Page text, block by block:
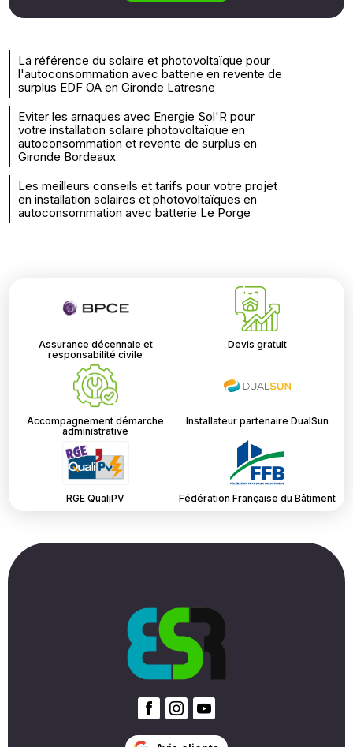
La référence du solaire et photovoltaïque pour
l'autoconsommation avec batterie en revente de
surplus EDF OA en Gironde Latresne
Eviter les arnaques avec Energie Sol'R pour
votre installation solaire photovoltaïque en
autoconsommation et revente de surplus en
Gironde Bordeaux
Les meilleurs conseils et tarifs pour votre projet
en installation solaires et photovoltaïques en
autoconsommation avec batterie Le Porge
Assurance décennale et
responsabilité civile
Devis gratuit
Accompagnement démarche
administrative
Installateur partenaire DualSun
RGE QualiPV Fédération Française du Bâtiment